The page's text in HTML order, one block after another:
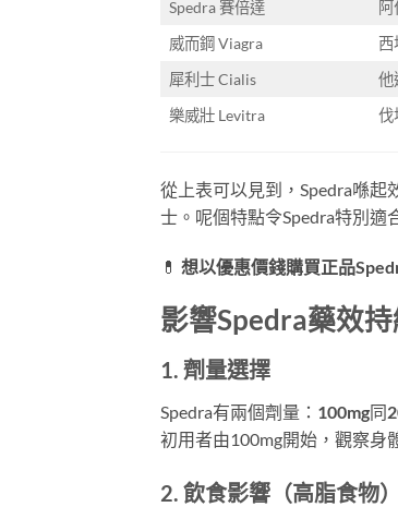
Spedra 賽倍達
威而鋼 Viagra
西
犀利士 Cialis
他
樂威壯 Levitra
伐
從上表可以見到，Spedra喺
士。呢個特點令Spedra特別適
💊 想以優惠價錢購買正品
影響Spedra藥效
1. 劑量選擇
Spedra有兩個劑量： 100mg同
初用者由100mg開始，觀察身
2. 飲食影響（高脂食物）